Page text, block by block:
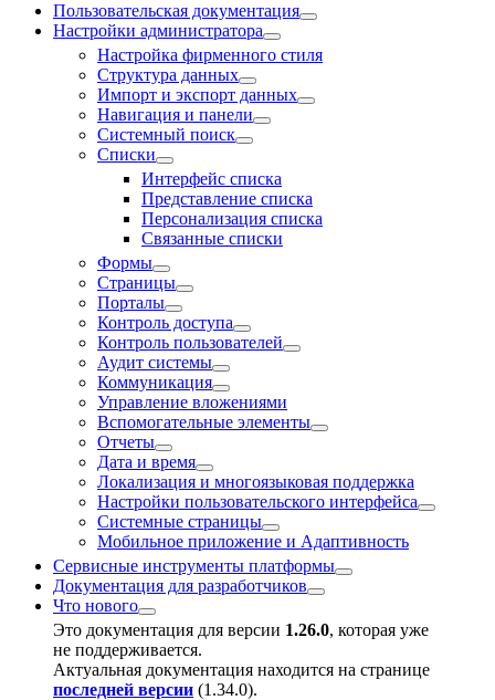
Пользовательская документация
Настройки администратора
Настройка фирменного стиля
Структура данных
Импорт и экспорт данных
Навигация и панели
Системный поиск
Списки
Интерфейс списка
Представление списка
Персонализация списка
Связанные списки
Формы
Страницы
Порталы
Контроль доступа
Контроль пользователей
Аудит системы
Коммуникация
Управление вложениями
Вспомогательные элементы
Отчеты
Дата и время
Локализация и многоязыковая поддержка
Настройки пользовательского интерфейса
Системные страницы
Мобильное приложение и Адаптивность
Сервисные инструменты платформы
Документация для разработчиков
Что нового
Это документация для версии 1.26.0, которая уже
не поддерживается.
Актуальная документация находится на странице
последней версии (1.34.0).